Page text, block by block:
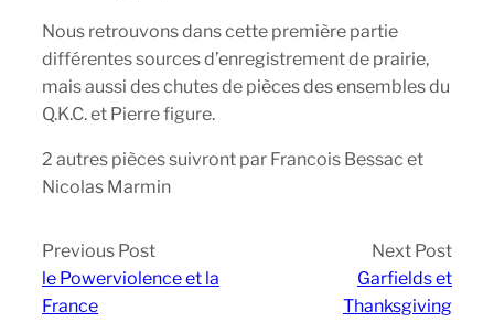
Nous retrouvons dans cette première partie
différentes sources d’enregistrement de prairie,
mais aussi des chutes de pièces des ensembles du
Q.K.C. et Pierre figure.
2 autres pièces suivront par Francois Bessac et
Nicolas Marmin
Previous Post
le Powerviolence et la
France
Next Post
Garfields et
Thanksgiving